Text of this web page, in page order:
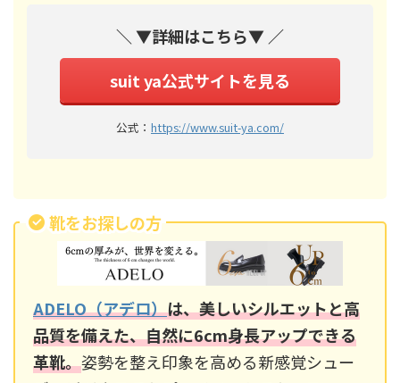
＼ ▼詳細はこちら▼ ／
suit ya公式サイトを見る
公式： https://www.suit-ya.com/
靴をお探しの方
ADELO（アデロ）は、美しいシルエットと高
品質を備えた、自然に6cm身長アップできる
革靴。姿勢を整え印象を高める新感覚シュー